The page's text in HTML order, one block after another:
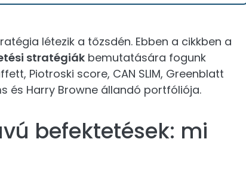
létezik a tőzsdén. Ebben a cikkben a
stratégiák bemutatására fogunk
Piotroski score, CAN SLIM, Greenblatt
és Harry Browne állandó portfóliója.
befektetések: mi